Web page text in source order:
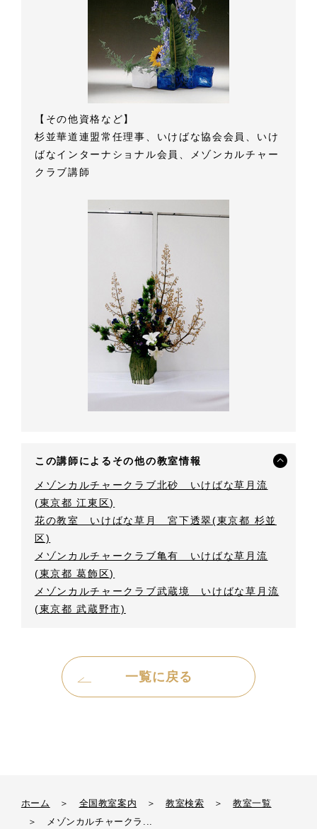
【その他資格など】
杉並華道連盟常任理事、いけばな協会会員、いけ
ばなインターナショナル会員、メゾンカルチャー
クラブ講師
この講師によるその他の教室情報
メゾンカルチャークラブ北砂 いけばな草月流
(東京都 江東区)
花の教室 いけばな草月 宮下透翠(東京都 杉並
区)
メゾンカルチャークラブ亀有 いけばな草月流
(東京都 葛飾区)
メゾンカルチャークラブ武蔵境 いけばな草月流
(東京都 武蔵野市)
一覧に戻る
ホーム ＞ 全国教室案内 ＞ 教室検索 ＞
教室一覧
＞
メゾンカルチャークラ...